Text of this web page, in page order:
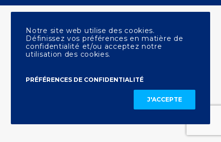
Notre site web utilise des cookies.
Définissez vos préférences en matière de
confidentialité et/ou acceptez notre
utilisation des cookies.
PRÉFÉRENCES DE CONFIDENTIALITÉ
J'ACCEPTE